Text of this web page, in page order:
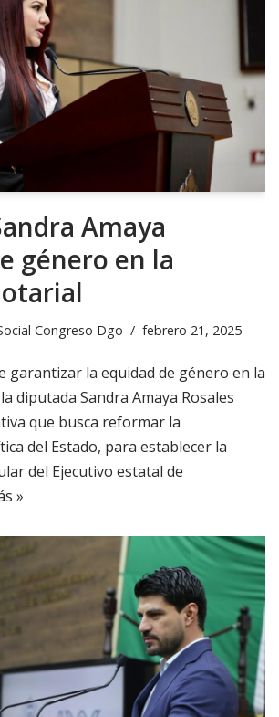
Amaya
género en la
Congreso Dgo febrero 21, 2025
garantizar la equidad de género en la
diputada Sandra Amaya Rosales
que busca reformar la
del Estado, para establecer la
del Ejecutivo estatal de
»